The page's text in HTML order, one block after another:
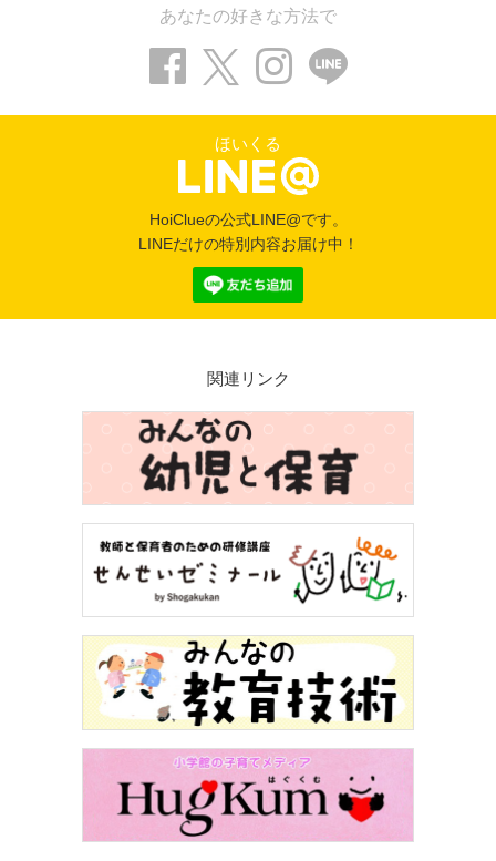
あなたの好きな方法で
ほいくる
HoiClueの公式LINE@です。
LINEだけの特別内容お届け中！
関連リンク